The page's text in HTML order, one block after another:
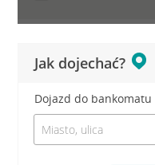
Jak dojechać?
Dojazd do bankomatu